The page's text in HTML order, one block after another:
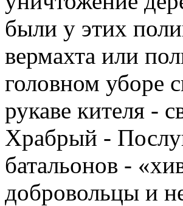
были у этих
вермахта или
головном уборе
рукаве кителя -
Храбрый -
батальонов -
добровольцы и